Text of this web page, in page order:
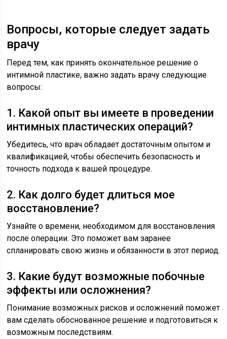
Вопросы, которые следует задать
врачу
Перед тем, как принять окончательное решение о
интимной пластике, важно задать врачу следующие
вопросы:
1. Какой опыт вы имеете в проведении
интимных пластических операций?
Убедитесь, что врач обладает достаточным опытом и
квалификацией, чтобы обеспечить безопасность и
точность подхода к вашей процедуре.
2. Как долго будет длиться мое
восстановление?
Узнайте о времени, необходимом для восстановления
после операции. Это поможет вам заранее
спланировать свою жизнь и обязанности в этот период.
3. Какие будут возможные побочные
эффекты или осложнения?
Понимание возможных рисков и осложнений поможет
вам сделать обоснованное решение и подготовиться к
возможным последствиям.